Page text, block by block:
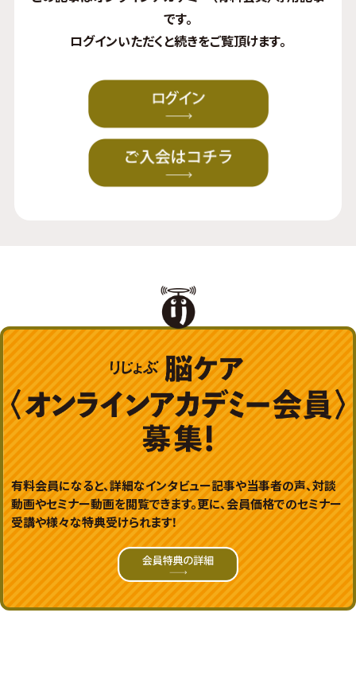
です。
ログインいただくと続きをご覧頂けます。
有料会員になると、詳細なインタビュー記事や当事者の声、対談
動画やセミナー動画を閲覧できます。更に、会員価格でのセミナー
受講や様々な特典受けられます！